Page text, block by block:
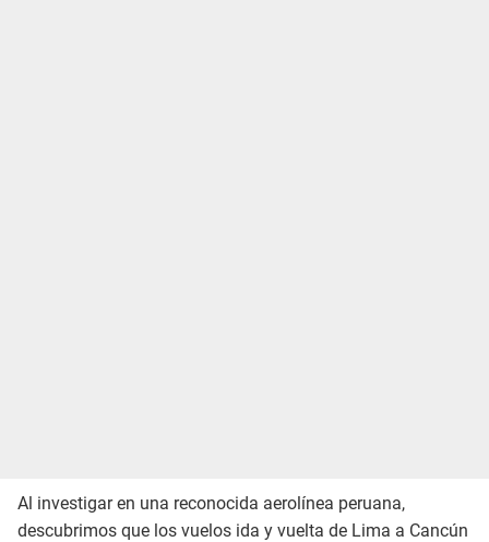
Al investigar en una reconocida aerolínea peruana,
descubrimos que los vuelos ida y vuelta de Lima a Cancún